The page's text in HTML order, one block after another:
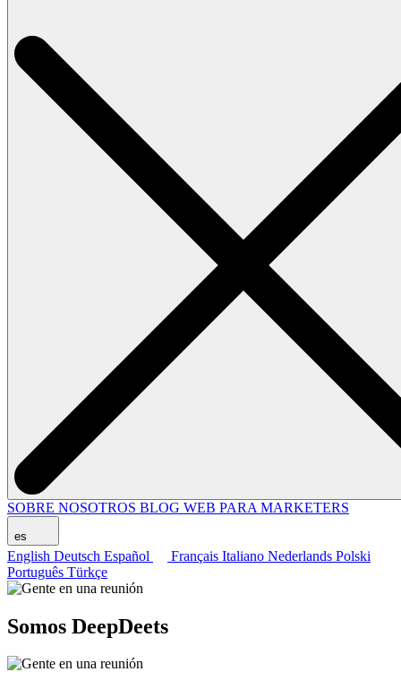
SOBRE NOSOTROS BLOG WEB PARA MARKETERS
es
English Deutsch Español Français Italiano Nederlands Polski
Português Türkçe
Somos DeepDeets